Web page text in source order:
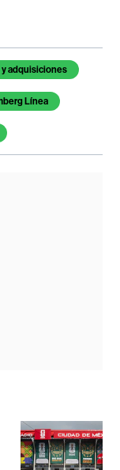
adquisiciones
Línea